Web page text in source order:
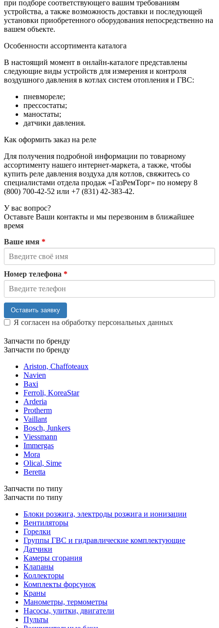
при подборе соответствующего вашим требованиям
устройства, а также возможность доставки и последующей
установки приобретенного оборудования непосредственно на
вашем объекте.
Особенности ассортимента каталога
В настоящий момент в онлайн-каталоге представлены
следующие виды устройств для измерения и контроля
воздушного давления в котлах систем отопления и ГВС:
пневмореле;
прессостаты;
маностаты;
датчики давления.
Как оформить заказ на реле
Для получения подробной информации по товарному
ассортименту нашего интернет-маркета, а также, чтобы
купить реле давления воздуха для котлов, свяжитесь со
специалистами отдела продаж «ГазРемТорг» по номеру 8
(800) 700-42-52 или +7 (831) 42-383-42.
У вас вопрос?
Оставьте Ваши контакты и мы перезвоним в ближайшее
время
Ваше имя *
Номер телефона *
Оставить заявку
Я согласен на обработку персональных данных
Запчасти по бренду
Запчасти по бренду
Ariston, Chaffoteaux
Navien
Baxi
Ferroli, KoreaStar
Arderia
Protherm
Vaillant
Bosch, Junkers
Viessmann
Immergas
Mora
Olical, Sime
Beretta
Запчасти по типу
Запчасти по типу
Блоки розжига, электроды розжига и ионизации
Вентиляторы
Горелки
Группы ГВС и гидравлические комплектующие
Датчики
Камеры сгорания
Клапаны
Коллекторы
Комплекты форсунок
Краны
Манометры, термометры
Насосы, улитки, двигатели
Пульты